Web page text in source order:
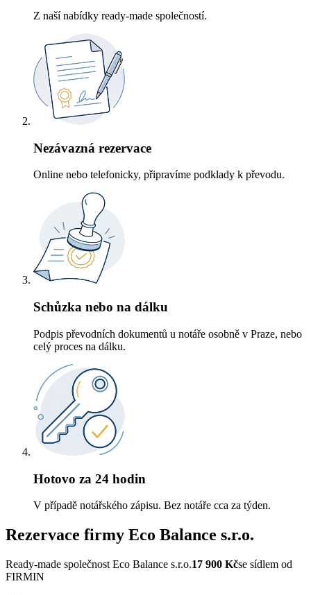
Z naší nabídky ready-made společností.
Nezávazná rezervace
Online nebo telefonicky, připravíme podklady k převodu.
Schůzka nebo na dálku
Podpis převodních dokumentů u notáře osobně v Praze, nebo
celý proces na dálku.
Hotovo za 24 hodin
V případě notářského zápisu. Bez notáře cca za týden.
Rezervace firmy Eco Balance s.r.o.
Ready-made společnost Eco Balance s.r.o.17 900 Kčse sídlem od
FIRMIN